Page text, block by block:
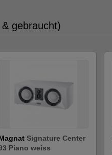
gebraucht)
Signature Center
Piano weiss